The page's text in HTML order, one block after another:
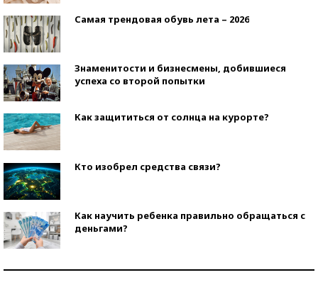
Самая трендовая обувь лета – 2026
Знаменитости и бизнесмены, добившиеся
успеха со второй попытки
Как защититься от солнца на курорте?
Кто изобрел средства связи?
Как научить ребенка правильно обращаться с
деньгами?